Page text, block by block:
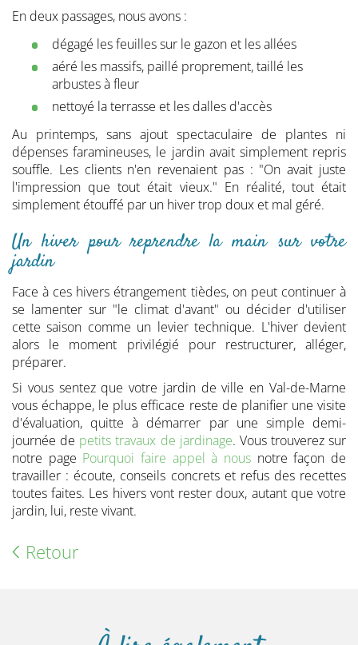
En deux passages, nous avons :
dégagé les feuilles sur le gazon et les allées
aéré les massifs, paillé proprement, taillé les
arbustes à fleur
nettoyé la terrasse et les dalles d'accès
Au printemps, sans ajout spectaculaire de plantes ni
dépenses faramineuses, le jardin avait simplement repris
souffle. Les clients n'en revenaient pas : "On avait juste
l'impression que tout était vieux." En réalité, tout était
simplement étouffé par un hiver trop doux et mal géré.
Un hiver pour reprendre la main sur votre
jardin
Face à ces hivers étrangement tièdes, on peut continuer à
se lamenter sur "le climat d'avant" ou décider d'utiliser
cette saison comme un levier technique. L'hiver devient
alors le moment privilégié pour restructurer, alléger,
préparer.
Si vous sentez que votre jardin de ville en Val-de-Marne
vous échappe, le plus efficace reste de planifier une visite
d'évaluation, quitte à démarrer par une simple demi-
journée de petits travaux de jardinage. Vous trouverez sur
notre page Pourquoi faire appel à nous notre façon de
travailler : écoute, conseils concrets et refus des recettes
toutes faites. Les hivers vont rester doux, autant que votre
jardin, lui, reste vivant.
Retour